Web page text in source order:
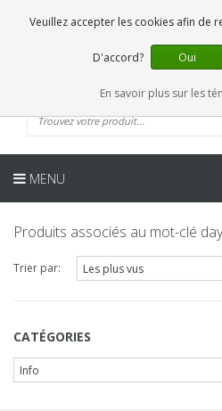
FR
MENU
Produits associés au mot-clé
Trier par:
CATÉGORIES
Veuillez accepter les cookies afin de
D'accord? Oui
En savoir plus sur les